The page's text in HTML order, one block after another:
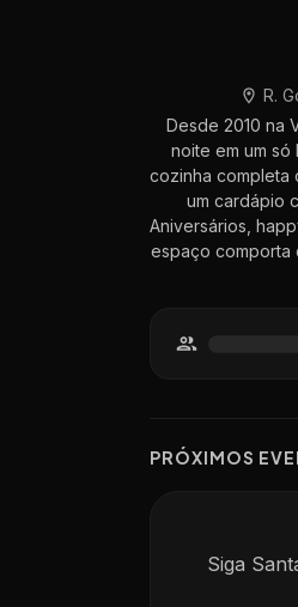
R.
Desde 2010 na
noite em um só
cozinha completa
um cardápio
Aniversários,
espaço comporta
PRÓXIMOS
Siga